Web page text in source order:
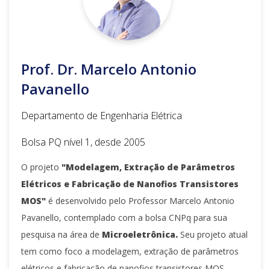
Prof. Dr. Marcelo Antonio
Pavanello
Departamento de Engenharia Elétrica
Bolsa PQ nível 1, desde 2005
O projeto "Modelagem, Extração de Parâmetros
Elétricos e Fabricação de Nanofios Transistores
MOS" é desenvolvido pelo Professor Marcelo Antonio
Pavanello, contemplado com a bolsa CNPq para sua
pesquisa na área de Microeletrônica. Seu projeto atual
tem como foco a modelagem, extração de parâmetros